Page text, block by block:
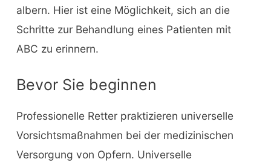
albern. Hier ist eine Möglichkeit, sich an die
Schritte zur Behandlung eines Patienten mit
ABC zu erinnern.
Bevor Sie beginnen
Professionelle Retter praktizieren universelle
Vorsichtsmaßnahmen bei der medizinischen
Versorgung von Opfern. Universelle